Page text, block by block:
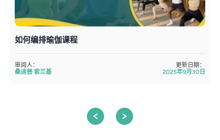
如何编排瑜伽课程
审阅人：
桑迪普·索兰基
更新日期：
2025年9月30日